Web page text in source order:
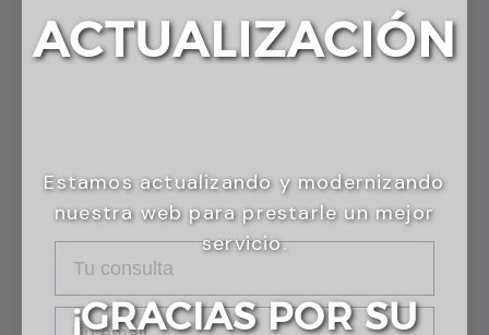
ACTUALIZACIÓN
Estamos actualizando y modernizando
nuestra web para prestarle un mejor
servicio.
¡GRACIAS POR SU